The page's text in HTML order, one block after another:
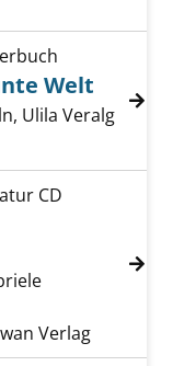
kunterbunte
Welt
Ulila Veralg
Sonne nach
CD
Verlag